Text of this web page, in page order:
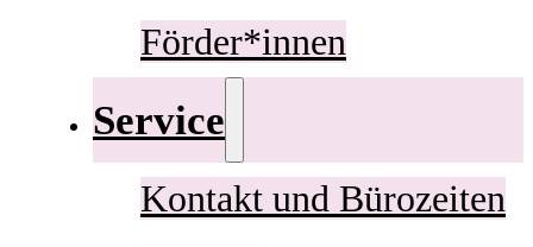
Förder*innen
Service
Kontakt und Bürozeiten